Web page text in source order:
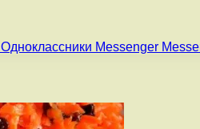
Одноклассники Messenger